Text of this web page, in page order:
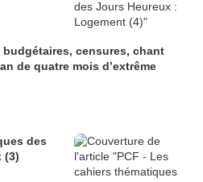
censures, chant
de quatre mois d’extrême
des
(3)